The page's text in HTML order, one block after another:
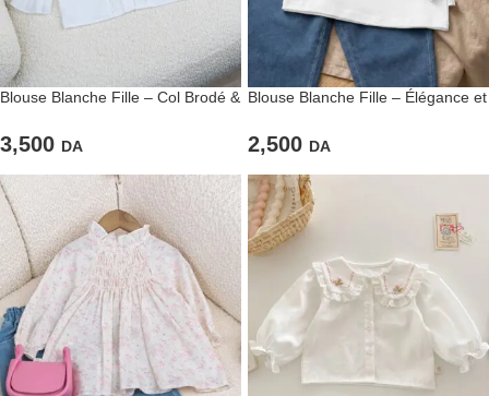
Blouse Blanche Fille – Col Brodé &
3,500 DA
Blouse Blanche Fille – Élégance et
2,500 DA